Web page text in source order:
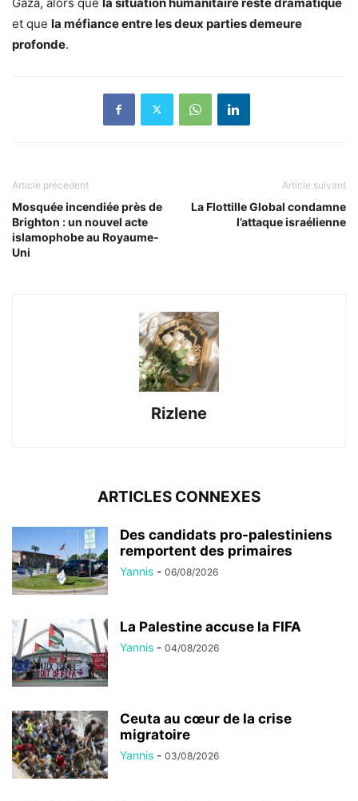
et que la méfiance entre les deux parties demeure
profonde.
Article précédent
Mosquée incendiée près de
Brighton : un nouvel acte
islamophobe au Royaume-
Uni
Article suivant
La Flottille Global condamne
l’attaque israélienne
Rizlene
ARTICLES CONNEXES
Des candidats pro-palestiniens
remportent des primaires
Yannis - 06/08/2026
La Palestine accuse la FIFA
Yannis - 04/08/2026
Ceuta au cœur de la crise
migratoire
Yannis - 03/08/2026